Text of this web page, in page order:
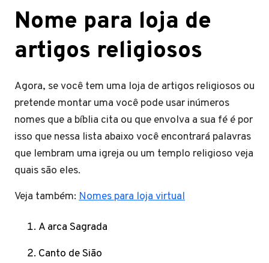
Nome para loja de
artigos religiosos
Agora, se você tem uma loja de artigos religiosos ou
pretende montar uma você pode usar inúmeros
nomes que a bíblia cita ou que envolva a sua fé é por
isso que nessa lista abaixo você encontrará palavras
que lembram uma igreja ou um templo religioso veja
quais são eles.
Veja também: Nomes para loja virtual
A arca Sagrada
Canto de Sião